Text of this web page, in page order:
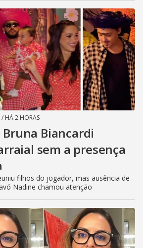
/ HÁ 2 HORAS
Biancardi
sem a presença
filhos do jogador, mas ausência de
Nadine chamou atenção